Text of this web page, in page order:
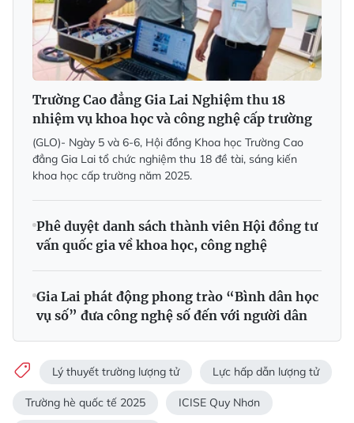
Trường Cao đẳng Gia Lai Nghiệm thu 18
nhiệm vụ khoa học và công nghệ cấp trường
(GLO)- Ngày 5 và 6-6, Hội đồng Khoa học Trường Cao
đẳng Gia Lai tổ chức nghiệm thu 18 đề tài, sáng kiến
khoa học cấp trường năm 2025.
Phê duyệt danh sách thành viên Hội đồng tư
vấn quốc gia về khoa học, công nghệ
Gia Lai phát động phong trào “Bình dân học
vụ số” đưa công nghệ số đến với người dân
Lý thuyết trường lượng tử Lực hấp dẫn lượng tử
Trường hè quốc tế 2025 ICISE Quy Nhơn